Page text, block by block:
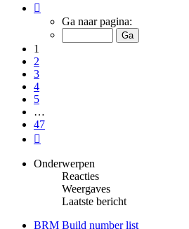
van
Ga naar pagina:
1
2
3
4
5
…
47
Onderwerpen
Reacties
Weergaves
Laatste bericht
BRM Build number list